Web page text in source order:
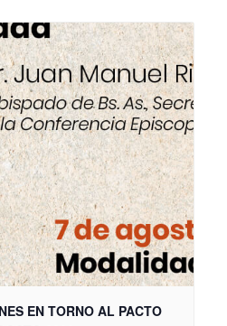
EN TORNO AL PACTO